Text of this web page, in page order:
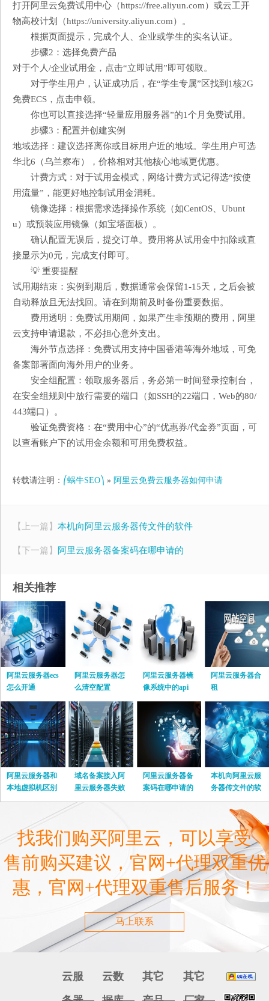
打开阿里云免费试用中心（https://free.aliyun.com）或云工开
物高校计划（https://university.aliyun.com）。
根据页面提示，完成个人、企业或学生的实名认证。
步骤2：选择免费产品
对于个人/企业试用金，点击“立即试用”即可领取。
对于学生用户，认证成功后，在“学生专属”区找到1核2G
免费ECS，点击申领。
你也可以直接选择“轻量应用服务器”的1个月免费试用。
步骤3：配置并创建实例
地域选择：建议选择离你或目标用户近的地域。学生用户可选
华北6（乌兰察布），价格相对其他核心地域更优惠。
计费方式：对于试用金模式，网络计费方式记得选“按使
用流量”，能更好地控制试用金消耗。
镜像选择：根据需求选择操作系统（如CentOS、Ubunt
u）或预装应用镜像（如宝塔面板）。
确认配置无误后，提交订单。费用将从试用金中扣除或直
接显示为0元，完成支付即可。
💡 重要提醒
试用期结束：实例到期后，数据通常会保留1-15天，之后会被
自动释放且无法找回。请在到期前及时备份重要数据。
费用透明：免费试用期间，如果产生非预期的费用，阿里
云支持申请退款，不必担心意外支出。
海外节点选择：免费试用支持中国香港等海外地域，可免
备案部署面向海外用户的业务。
安全组配置：领取服务器后，务必第一时间登录控制台，
在安全组规则中放行需要的端口（如SSH的22端口，Web的80/
443端口）。
验证免费资格：在“费用中心”的“优惠券/代金券”页面，可
以查看账户下的试用金余额和可用免费权益。
转载请注明： ⎛蜗牛SEO⎞ » 阿里云免费云服务器如何申请
【上一篇】 本机向阿里云服务器传文件的软件
【下一篇】 阿里云服务器备案码在哪申请的
相关推荐
阿里云服务器ecs
怎么开通
阿里云服务器怎
么清空配置
阿里云服务器镜
像系统中的api
阿里云服务器合
租
阿里云服务器和
本地虚拟机区别
在哪里
域名备案接入阿
里云服务器失败
怎么办
阿里云服务器备
案码在哪申请的
本机向阿里云服
务器传文件的软
件
找我们购买阿里云，可以享受
售前购买建议，官网+代理双重优
惠，官网+代理双重售后服务！
马上联系
云服
云数
其它
其它